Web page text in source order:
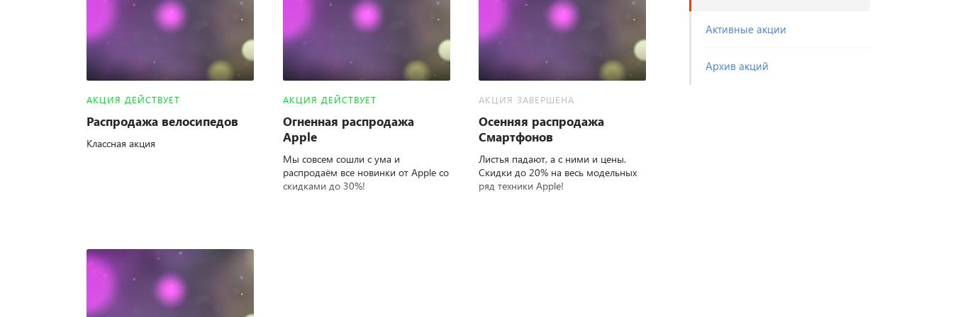
АКЦИЯ ДЕЙСТВУЕТ
Распродажа велосипедов
Классная акция
АКЦИЯ ДЕЙСТВУЕТ
Огненная распродажа
Apple
Мы совсем сошли с ума и
распродаём все новинки от Apple со
скидками до 30%!
АКЦИЯ ЗАВЕРШЕНА
Осенняя распродажа
Смартфонов
Листья падают, а с ними и цены.
Скидки до 20% на весь модельных
ряд техники Apple!
Активные акции
Архив акций